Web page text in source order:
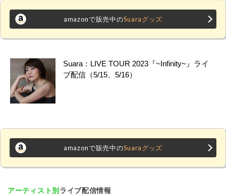
amazonで販売中のSuaraグッズ
Suara：LIVE TOUR 2023『~Infinity~』ライ
ブ配信（5/15、5/16）
amazonで販売中のSuaraグッズ
アーティスト別ライブ配信情報